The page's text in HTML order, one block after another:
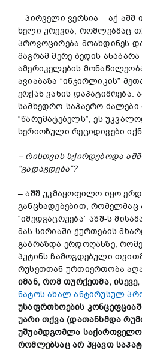
– პირველი ვერსია – აქ აშშ-
ხელი ურევია, რომლებმაც
პროვოცირება მოახდინეს
მაგრამ მერე ბედის ანაბარა
ამერიკელების
ავიაბაზა “ინჯირლიკის”
ერქან ვანის დაპატიმრება.
სამხედრო-საჰაერო ძალები
“წარუმატებელს”, ეს
სერიოზული რეციდივები
– რისთვის სჭირდებოდა
“გადაგდება”?
– აშშ უკმაყოფილო იყო
განცხადებებით,
“იმედგაცრუება” აშშ-ს
მას სირიაში ქურთების
გაბრაზდა ერდოღანზე,
პუტინს ჩამოგდებული
რუსეთთან ურთიერთობა
იმან, რომ თურქეთმა,
ნატოს ახალ ანტირუსულ
უსაფრთხოების
უარი თქვა (დათანხმდა
უშუამდგომლა
რომლებსაც არ ჰყავთ